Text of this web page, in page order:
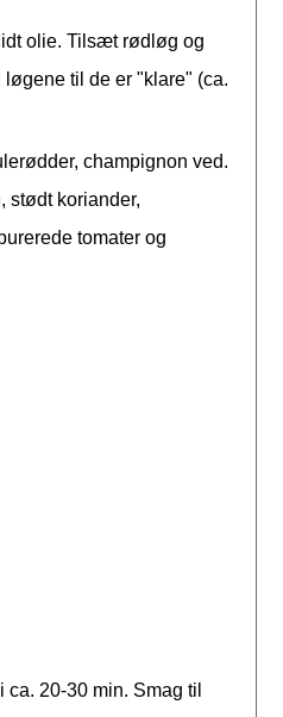
olie. Tilsæt rødløg og
til de er "klare" (ca.
champignon ved.
stødt koriander,
tomater og
ca. 20-30 min. Smag til